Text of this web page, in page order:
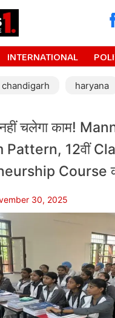
INTERNATIONAL
chandigarh haryana
चलेगा काम!
Pattern, 12वीं
Course
30, 2025